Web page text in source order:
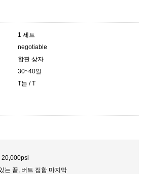
1 세트
negotiable
합판 상자
30~40일
T는 / T
는 끝, 버트 접합 마지막